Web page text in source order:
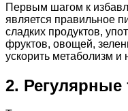
Первым шагом к
является правильное
сладких продуктов,
фруктов, овощей,
ускорить метаболизм и
2. Регулярные